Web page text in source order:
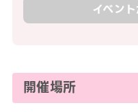
イベン
開催場所